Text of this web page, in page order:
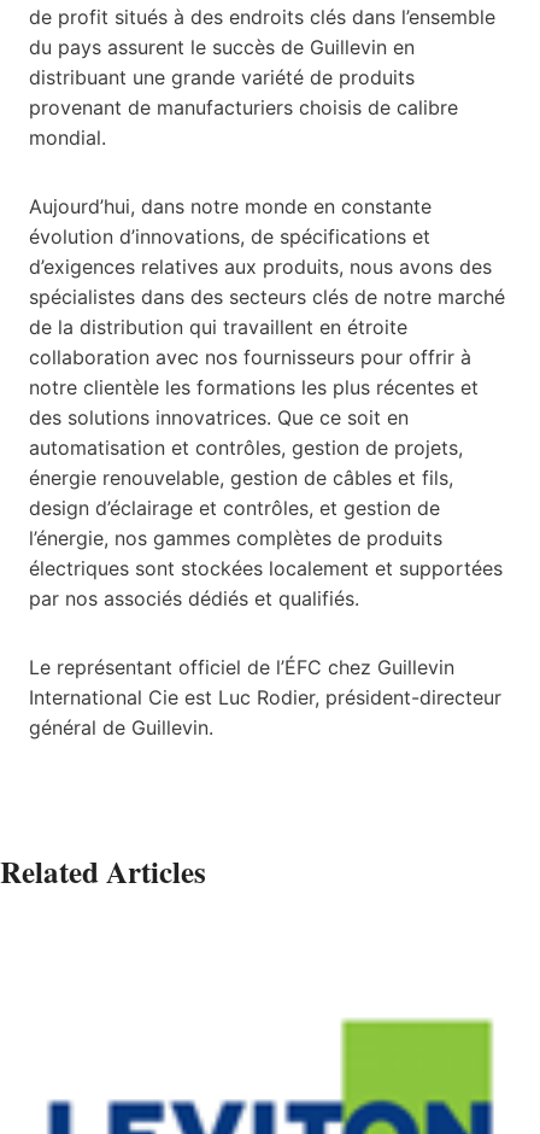
de profit situés à des endroits clés dans l’ensemble
du pays assurent le succès de Guillevin en
distribuant une grande variété de produits
provenant de manufacturiers choisis de calibre
mondial.
Aujourd’hui, dans notre monde en constante
évolution d’innovations, de spécifications et
d’exigences relatives aux produits, nous avons des
spécialistes dans des secteurs clés de notre marché
de la distribution qui travaillent en étroite
collaboration avec nos fournisseurs pour offrir à
notre clientèle les formations les plus récentes et
des solutions innovatrices. Que ce soit en
automatisation et contrôles, gestion de projets,
énergie renouvelable, gestion de câbles et fils,
design d’éclairage et contrôles, et gestion de
l’énergie, nos gammes complètes de produits
électriques sont stockées localement et supportées
par nos associés dédiés et qualifiés.
Le représentant officiel de l’ÉFC chez Guillevin
International Cie est Luc Rodier, président-directeur
général de Guillevin.
Related Articles